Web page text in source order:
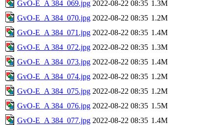
GvO-E_A 384_069.jpg 2022-08-22 08:35 1.3M
GvO-E_A 384_070.jpg 2022-08-22 08:35 1.2M
GvO-E_A 384_071.jpg 2022-08-22 08:35 1.4M
GvO-E_A 384_072.jpg 2022-08-22 08:35 1.3M
GvO-E_A 384_073.jpg 2022-08-22 08:35 1.4M
GvO-E_A 384_074.jpg 2022-08-22 08:35 1.2M
GvO-E_A 384_075.jpg 2022-08-22 08:35 1.2M
GvO-E_A 384_076.jpg 2022-08-22 08:35 1.5M
GvO-E_A 384_077.jpg 2022-08-22 08:35 1.4M